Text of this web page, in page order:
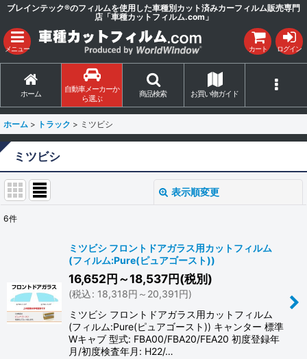
ブレインテック®のフィルムを使用した車種別カット済みカーフィルム販売専門
店「車種カットフィルム.com」
メニュー カート ログイン
ホーム
自動車メーカーか
ら選ぶ
商品検索 お買い物ガイド
ホーム > トラック > ミツビシ
ミツビシ
表示順変更
6件
ミツビシ フロントドアガラス用カットフィルム
(フィルム:Pure(ピュアゴースト))
16,652円～18,537円(税別)
(税込: 18,318円 ～20,391円)
ミツビシ フロントドアガラス用カットフィルム
(フィルム:Pure(ピュアゴースト)) キャンター 標準
Wキャブ 型式: FBA00/FBA20/FEA20 初度登録年
月/初度検査年月: H22/…